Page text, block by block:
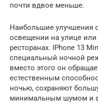
почти вдвое меньше.
Наибольшие улучшения
освещении на улице
ресторанах. IPhone 13
специальный ночной
вместо этого он
естественным
ночью, сохраняют
минимальным шумом и